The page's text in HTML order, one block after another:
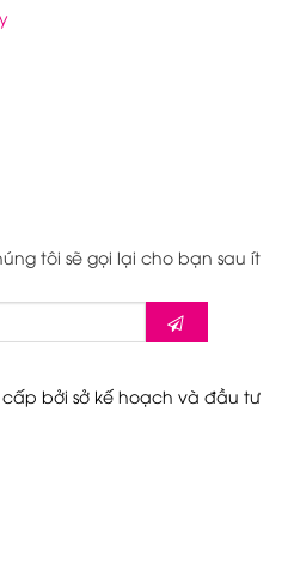
tôi sẽ gọi lại cho bạn sau ít
cấp bởi sở kế hoạch và đầu tư